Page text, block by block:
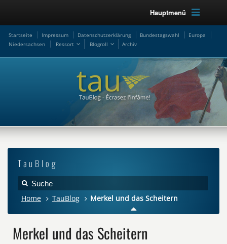
Hauptmenü
Startseite Impressum Datenschutzerklärung Bundestagswahl
Europa
Niedersachsen
Ressort Blogroll Archiv
TauBlog
Home TauBlog Merkel und das Scheitern
Merkel und das Scheitern